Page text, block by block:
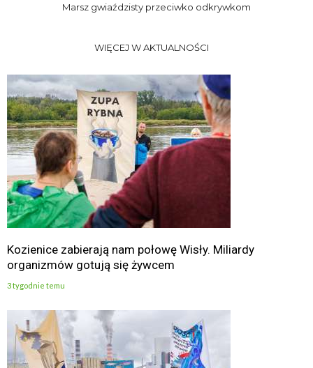
Marsz gwiaździsty przeciwko odkrywkom
WIĘCEJ W AKTUALNOŚCI
Kozienice zabierają nam połowę Wisły. Miliardy
organizmów gotują się żywcem
3 tygodnie temu